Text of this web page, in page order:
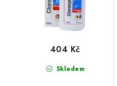
Skladem
404 Kč